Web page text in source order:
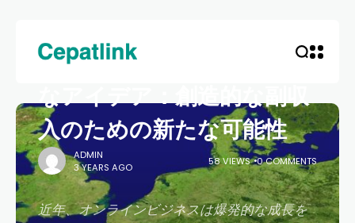
オンラインビジネスの有望
なアイデア：創造的な副収
入のための新たな可能性
ADMIN
3 YEARS AGO
58 VIEWS 0 COMMENTS
近年、オンラインビジネスは爆発的な成長を